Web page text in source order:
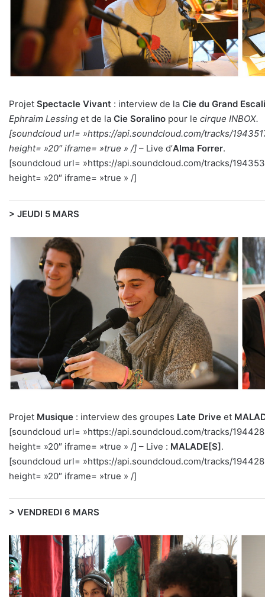
Projet Spectacle Vivant : interview de la Cie du Grand
Ephraim Lessing et de la Cie Soralino pour le cirque INBOX.
[soundcloud url= »https://api.soundcloud.com/tracks/
height= »20″ iframe= »true » /] – Live d’Alma Forrer.
[soundcloud url= »https://api.soundcloud.com/tracks/
height= »20″ iframe= »true » /]
> JEUDI 5 MARS
Projet Musique : interview des groupes Late Drive et
[soundcloud url= »https://api.soundcloud.com/tracks/
height= »20″ iframe= »true » /] – Live : MALADE[S] .
[soundcloud url= »https://api.soundcloud.com/tracks/
height= »20″ iframe= »true » /]
> VENDREDI 6 MARS